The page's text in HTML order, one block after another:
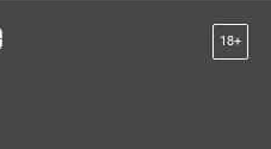
18+